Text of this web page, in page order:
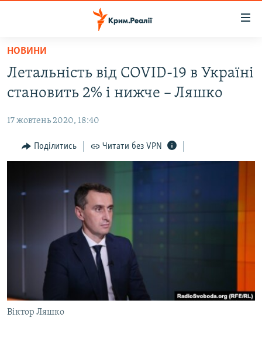
Перейти
основного
матеріалу
до
навігації
Перейти
пошуку
ПОЛІТИКА
БЛОГИ
ІНТЕРВ'Ю
СПЕЦПРОЕКТИ
ДЕПОРТАЦІЯ
ВІДЕОУРОКИ «ELIFBE»
СВІДЧЕННЯ ОКУПАЦІЇ
УКРАЇНСЬКА ПРОБЛЕМА КРИМУ
ЯК ОБІЙТИ БЛОКУВАННЯ
Русский
Qırımtatar
НОВИНИ
Летальність від COVID-19 в Україні
становить 2% і нижче – Ляшко
17 жовтень 2020, 18:40
Поділитись Читати без VPN
Віктор Ляшко